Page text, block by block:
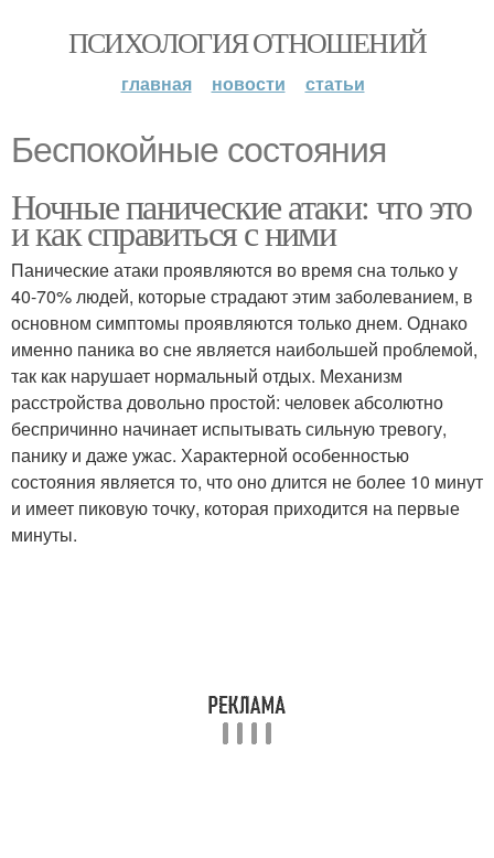
ПСИХОЛОГИЯ ОТНОШЕНИЙ
главная новости статьи
Беспокойные состояния
Ночные панические атаки: что это
и как справиться с ними
Панические атаки проявляются во время сна только у
40-70% людей, которые страдают этим заболеванием, в
основном симптомы проявляются только днем. Однако
именно паника во сне является наибольшей проблемой,
так как нарушает нормальный отдых. Механизм
расстройства довольно простой: человек абсолютно
беспричинно начинает испытывать сильную тревогу,
панику и даже ужас. Характерной особенностью
состояния является то, что оно длится не более 10 минут
и имеет пиковую точку, которая приходится на первые
минуты.